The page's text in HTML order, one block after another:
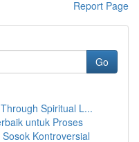
Report Page
Go
Spiritual L...
untuk Proses
Kontroversial